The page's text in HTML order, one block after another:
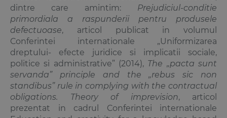
dintre care amintim: Prejudiciul-conditie
primordiala a raspunderii pentru produsele
defectuoase, articol publicat in volumul
Conferintei internationale „Uniformizarea
dreptului- efecte juridice si implicatii sociale,
politice si administrative” (2014), The „pacta sunt
servanda” principle and the „rebus sic non
standibus” rule in complying with the contractual
obligations. Theory of imprevision, articol
prezentat in cadrul Conferintei internationale